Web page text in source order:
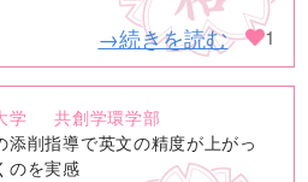
→続きを読む 1
学
共創学環学部
添削指導で英文の精度が上がっ
のを実感